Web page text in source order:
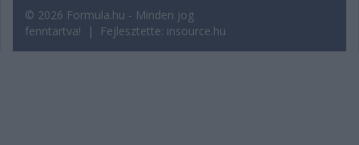
© 2026 Formula.hu - Minden jog
fenntartva! | Fejlesztette: insource.hu